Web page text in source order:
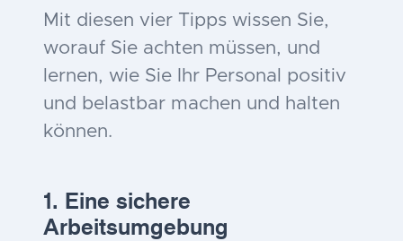
Mit diesen vier Tipps wissen Sie,
worauf Sie achten müssen, und
lernen, wie Sie Ihr Personal positiv
und belastbar machen und halten
können.
1. Eine sichere
Arbeitsumgebung